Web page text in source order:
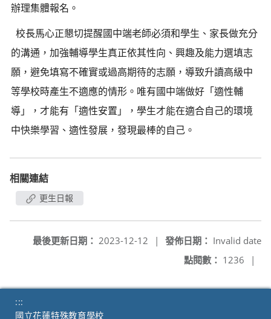
辦理集體報名。
校長馬心正懇切提醒國中端老師必須和學生、家長做充分
的溝通，加強輔導學生真正依其性向、興趣及能力選填志
願，避免填寫不確實或過高期待的志願，導致升讀高級中
等學校時產生不適應的情形。唯有國中端做好「適性輔
導」，才能有「適性安置」，學生才能在適合自己的環境
中快樂學習、適性發展，發現最棒的自己。
相關連結
更生日報
發佈日期： Invalid date
最後更新日期： 2023-12-12
|
點閱數： 1236 |
:::
國立花蓮特殊教育學校